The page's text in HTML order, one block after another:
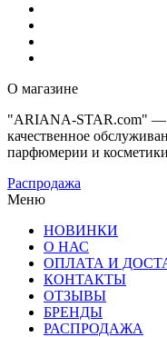
О магазине
"ARIANA-STAR.com" —
качественное
парфюмерии и
Распродажа
Меню
НОВИНКИ
О НАС
ОПЛАТА И
КОНТАКТЫ
ОТЗЫВЫ
БРЕНДЫ
РАСПРОДАЖА